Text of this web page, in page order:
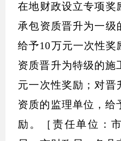
在地财政设立专项奖
承包资质晋升为一级
给予10万元一次性奖
资质晋升为特级的施
元一次性奖励；对晋
资质的监理单位，给
励。
［责任单位：